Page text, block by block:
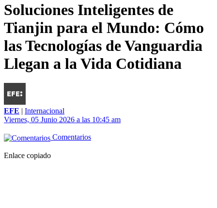
Soluciones Inteligentes de
Tianjin para el Mundo: Cómo
las Tecnologías de Vanguardia
Llegan a la Vida Cotidiana
EFE | Internacional
Viernes, 05 Junio 2026 a las 10:45 am
Comentarios
Enlace copiado